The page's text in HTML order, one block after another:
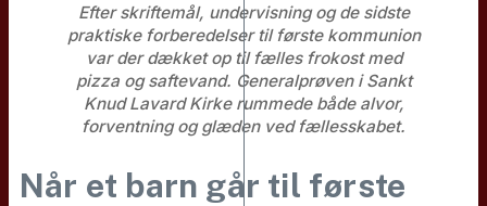
Efter skriftemål, undervisning og de sidste
praktiske forberedelser til første kommunion
var der dækket op til fælles frokost med
pizza og saftevand. Generalprøven i Sankt
Knud Lavard Kirke rummede både alvor,
forventning og glæden ved fællesskabet.
Når et barn går til første